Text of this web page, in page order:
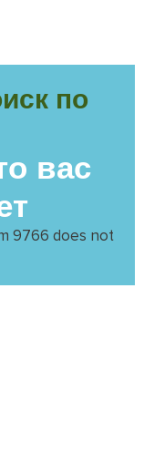
по
вас
9766 does not